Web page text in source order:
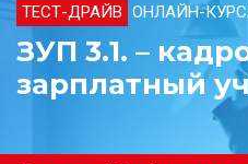
ТЕСТ-ДРАЙВ ОНЛАЙН-
ЗУП 3.1. –
зарплатный